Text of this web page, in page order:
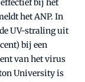
bij het
het ANP. In
UV-straling uit
bij een
van het virus
University is